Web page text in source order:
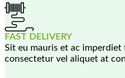
FAST DELIVERY
Sit eu mauris et ac
consectetur vel aliquet at